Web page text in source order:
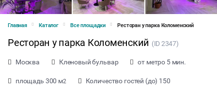
Главная Каталог Все площадки Ресторан у парка Коломенский
Ресторан у парка Коломенский (ID 2347)
Москва Кленовый бульвар от метро 5 мин.
площадь 300 м2 Количество гостей (до) 150